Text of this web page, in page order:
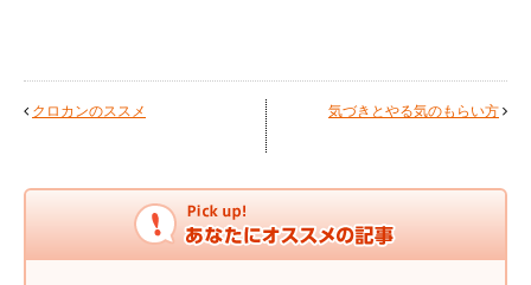
クロカンのススメ 気づきとやる気のもらい方